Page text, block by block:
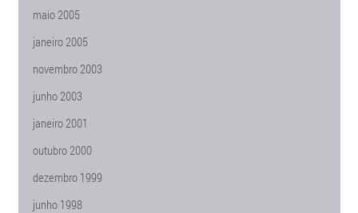
maio 2005
janeiro 2005
novembro 2003
junho 2003
janeiro 2001
outubro 2000
dezembro 1999
junho 1998